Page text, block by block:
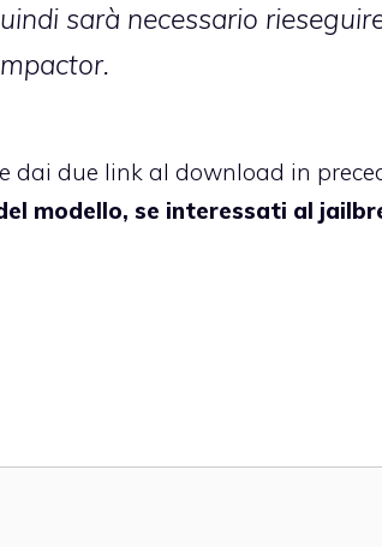
sarà necessario
dai due link al download in
modello, se interessati al